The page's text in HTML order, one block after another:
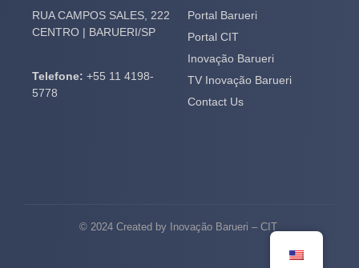
RUA CAMPOS SALES, 222
CENTRO | BARUERI/SP
Telefone: +55 11 4198-
5778
Portal Barueri
Portal CIT
Inovação Barueri
TV Inovação Barueri
Contact Us
© 2024 Created by Inovação Barueri – CIT